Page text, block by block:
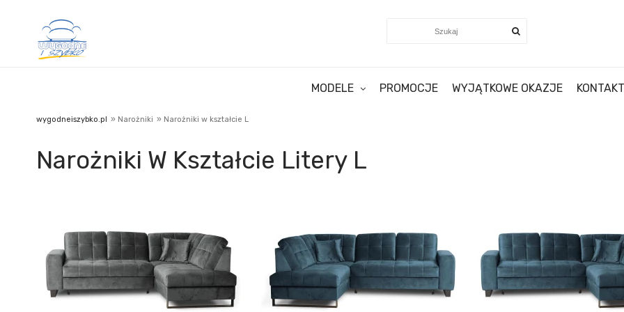
MODELE PROMOCJE WYJĄTKOWE OKAZJE KONTAKT
wygodneiszybko.pl » Narożniki » Narożniki w kształcie L
Narożniki W Kształcie Litery L